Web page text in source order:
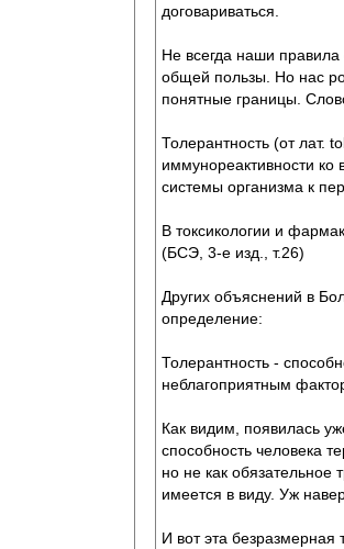
договариваться.
Не всегда наши
общей пользы. Но нас
понятные границы.
Толерантность (от лат.
иммунореактивности
системы организма к
В токсикологии и
(БСЭ, 3-е изд., т.26)
Других объяснений в
определение:
Толерантность -
неблагоприятным
Как видим, появилась
способность человека
но не как обязательное
имеется в виду. Уж
И вот эта безразмерная